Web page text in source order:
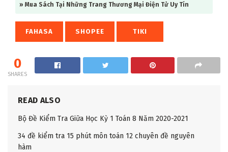
» Mua Sách Tại Những Trang Thương Mại Điện Tử Uy Tín
FAHASA SHOPEE TIKI
0
SHARES
READ ALSO
Bộ Đề Kiểm Tra Giữa Học Kỳ 1 Toán 8 Năm 2020-2021
34 đề kiểm tra 15 phút môn toán 12 chuyên đề nguyên
hàm